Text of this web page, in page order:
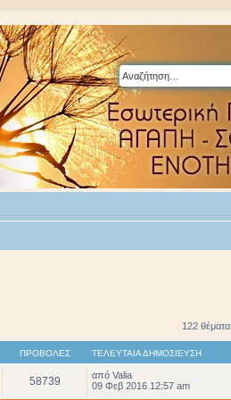
122 θέματα
ΠΡΟΒΟΛΈΣ ΤΕΛΕΥΤΑΊΑ ΔΗΜΟΣΊΕΥΣΗ
58739 από Valia
09 Φεβ 2016 12:57 am